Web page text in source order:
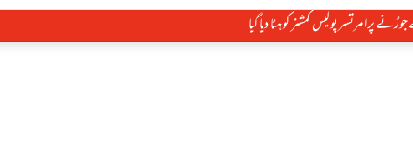
پر امرتسر پولیس کمشنر کو ہٹا دیاگیا